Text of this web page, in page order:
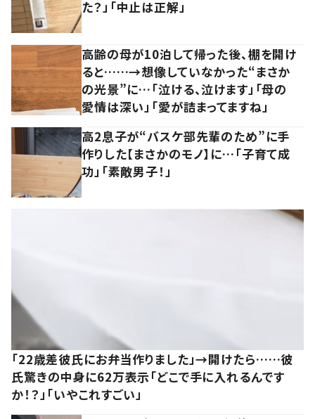
た？」「中止は正解」
高齢の母が10泊して帰った後、棚を開け
ると……→想像していなかった“まさか
の光景”に…「泣ける、泣けます」「母の
愛情は深い」「愛が詰まってますね」
高2息子が“バスケ部先輩のため”に手
作りした【まさかのモノ】に…「子育て成
功」「素敵男子！」
「22歳差彼氏にお弁当作りました」→開けたら……彼
氏驚きの中身に62万表示「どこで手に入れるんです
か！？」「いやこれすごい」